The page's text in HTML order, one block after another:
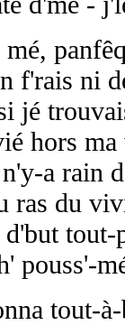
f'rais ni
jé
hors
a rain
ras du
tout-
pouss'-
tout-